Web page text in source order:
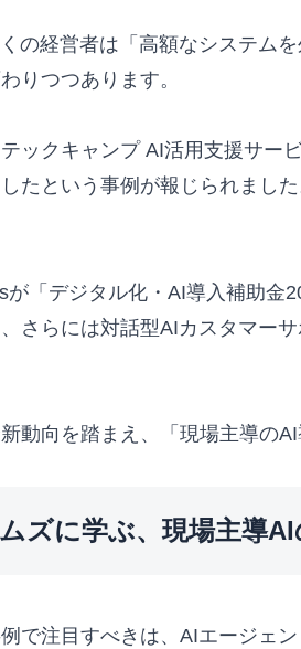
くの経営者は「高額なシステム
りつつあります。
ックキャンプ AI活用支援サー
たという事例が報じられまし
が「デジタル化・AI導入補助
さらには対話型AIカスタマー
動向を踏まえ、「現場主導の
ズに学ぶ、現場主導AI
で注目すべきは、AIエージェ